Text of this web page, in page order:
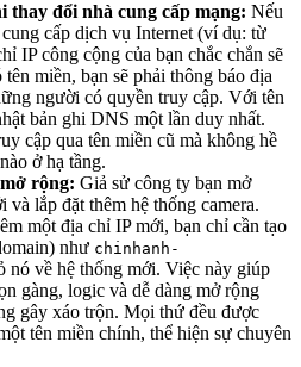
thay đổi nhà cung cấp mạng: Nếu
cấp dịch vụ Internet (ví dụ: từ
IP công cộng của bạn chắc chắn sẽ
miền, bạn sẽ phải thông báo địa
người có quyền truy cập. Với tên
bản ghi DNS một lần duy nhất.
cập qua tên miền cũ mà không hề
ở hạ tầng.
rộng: Giả sử công ty bạn mở
và lắp đặt thêm hệ thống camera.
một địa chỉ IP mới, bạn chỉ cần tạo
như chinhanh-
nó về hệ thống mới. Việc này giúp
gàng, logic và dễ dàng mở rộng
gây xáo trộn. Mọi thứ đều được
tên miền chính, thể hiện sự chuyên